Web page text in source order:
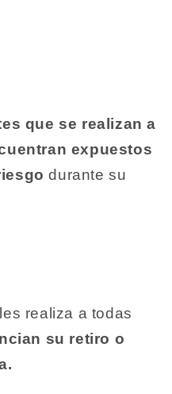
que se realizan a
expuestos
durante su
realiza a todas
su retiro o